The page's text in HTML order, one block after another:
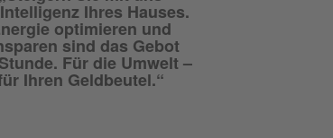
Ihres Hauses.
optimieren und
sind das Gebot
Für die Umwelt –
Ihren Geldbeutel.“